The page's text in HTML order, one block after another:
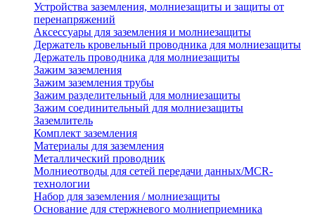
Устройства заземления, молниезащиты и защиты от
перенапряжений
Аксессуары для заземления и молниезащиты
Держатель кровельный проводника для молниезащиты
Держатель проводника для молниезащиты
Зажим заземления
Зажим заземления трубы
Зажим разделительный для молниезащиты
Зажим соединительный для молниезащиты
Заземлитель
Комплект заземления
Материалы для заземления
Металлический проводник
Молниеотводы для сетей передачи данных/MCR-
технологии
Набор для заземления / молниезащиты
Основание для стержневого молниеприемника